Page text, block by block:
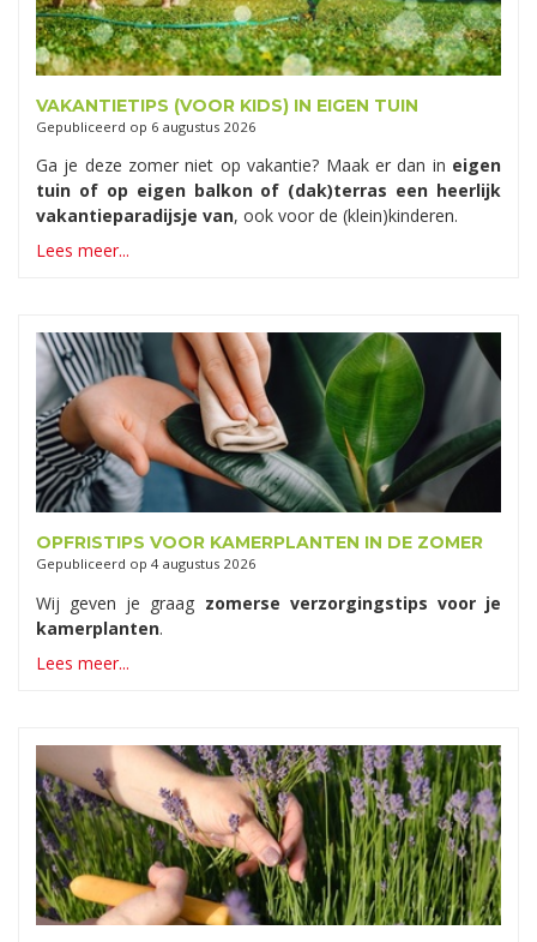
VAKANTIETIPS (VOOR KIDS) IN EIGEN TUIN
Gepubliceerd op 6 augustus 2026
Ga je deze zomer niet op vakantie? Maak er dan in eigen
tuin of op eigen balkon of (dak)terras een heerlijk
vakantieparadijsje van, ook voor de (klein)kinderen.
Lees meer...
OPFRISTIPS VOOR KAMERPLANTEN IN DE ZOMER
Gepubliceerd op 4 augustus 2026
Wij geven je graag zomerse verzorgingstips voor je
kamerplanten.
Lees meer...